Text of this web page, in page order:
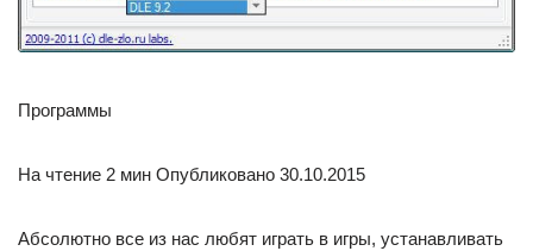
Программы
На чтение 2 мин Опубликовано 30.10.2015
Абсолютно все из нас любят играть в игры, устанавливать